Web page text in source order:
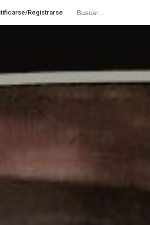
Registrarse